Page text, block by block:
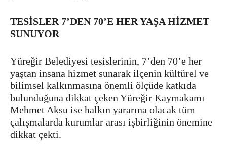
TESİSLER 7’DEN 70’E HER YAŞA HİZMET
SUNUYOR
Yüreğir Belediyesi tesislerinin, 7’den 70’e her
yaştan insana hizmet sunarak ilçenin kültürel ve
bilimsel kalkınmasına önemli ölçüde katkıda
bulunduğuna dikkat çeken Yüreğir Kaymakamı
Mehmet Aksu ise halkın yararına olacak tüm
çalışmalarda kurumlar arası işbirliğinin önemine
dikkat çekti.